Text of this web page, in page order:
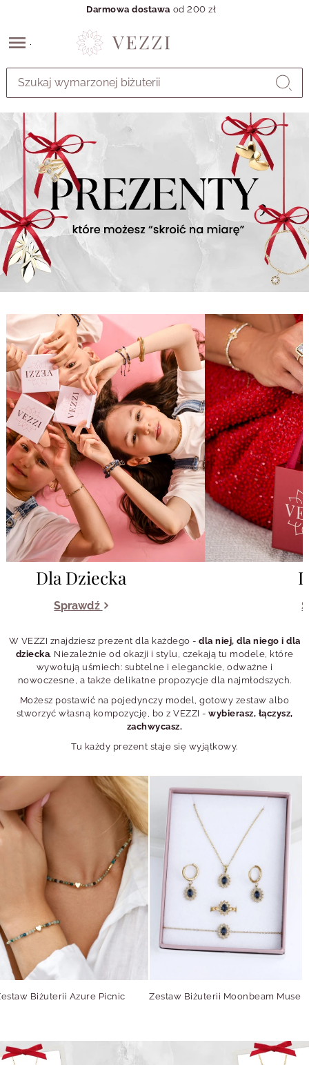
GŁÓWNEJ
MENU
UŻYTKOWNIKA
WYSZUKIWARKI
Darmowa dostawa od 200 zł
Dla Dziecka
Sprawdź
W VEZZI znajdziesz prezent dla każdego - dla niej, dla niego i dla
dziecka. Niezależnie od okazji i stylu, czekają tu modele, które
wywołują uśmiech: subtelne i eleganckie, odważne i
nowoczesne, a także delikatne propozycje dla najmłodszych.
Możesz postawić na pojedynczy model, gotowy zestaw albo
stworzyć własną kompozycję, bo z VEZZI - wybierasz, łączysz,
zachwycasz.
Tu każdy prezent staje się wyjątkowy.
Biżuterii Azure Picnic Zestaw Biżuterii Moonbeam Muse